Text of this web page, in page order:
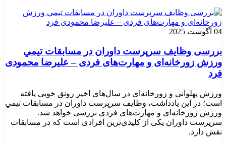
04 آگوست 2025
بررسی وظايف سرپرست داوران در مسابقات تیمي
ورزش زورخانه‌ای و مهارت‌های فردی – علیرضا محمودی
فرد
ورزش پهلوانی و زورخانه‌ای در سال‌های اخیر رونق خوبی یافته
است؛ در این یادداشت، وظایف سرپرست داوران در مسابقات تیمي
ورزش زورخانه‌ای و مهارت‌های فردی بررسی خواهد شد.
سرپرست داوران یکی از کلیدی‌ترین افرادی است که در مسابقات
نقش دارد.